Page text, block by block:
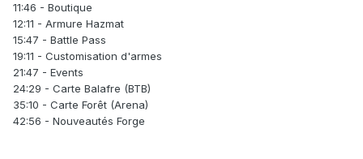
11:46 - Boutique
12:11 - Armure Hazmat
15:47 - Battle Pass
19:11 - Customisation d'armes
21:47 - Events
24:29 - Carte Balafre (BTB)
35:10 - Carte Forêt (Arena)
42:56 - Nouveautés Forge